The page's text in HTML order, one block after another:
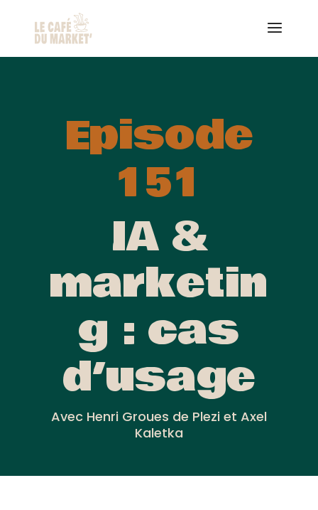
Episode
151
IA &
marketin
g : cas
d’usage
Avec Henri Groues de Plezi et Axel
Kaletka